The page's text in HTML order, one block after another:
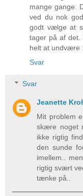
mange gange.
ved du nok
godt vælge at
tager på af det.
helt at undvære
Svar
Svar
Jeanette
Mit problem
skære noget
ikke rigtig
den sunde
imellem..
rigtig svært
tænke på..